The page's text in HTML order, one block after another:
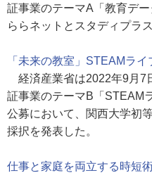
証事業のテーマA「教育デ
ららネットとスタディプラ
「未来の教室」STEAMラ
経済産業省は2022年9月7
証事業のテーマB「STEAM
公募において、関西大学初
採択を発表した。
仕事と家庭を両立する時短